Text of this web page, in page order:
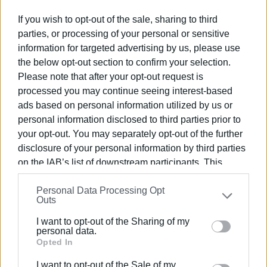
If you wish to opt-out of the sale, sharing to third
parties, or processing of your personal or sensitive
information for targeted advertising by us, please use
the below opt-out section to confirm your selection.
Please note that after your opt-out request is
processed you may continue seeing interest-based
ads based on personal information utilized by us or
personal information disclosed to third parties prior to
your opt-out. You may separately opt-out of the further
disclosure of your personal information by third parties
on the IAB’s list of downstream participants. This
information may also be disclosed by us to third parties
on theIAB’s List of Downstream Participants
that may
further disclose it to other third parties.
Please note that this website/app uses one or more
Google services and may gather and store information
Personal Data Processing Opt
Outs
I want to opt-out of the Sharing of my
personal data.
Opted In
I want to opt-out of the Sale of my
άρθρα, παρεμβάσεις και συμμετοχές σε συνέδρια και
εκδηλώσεις, συμβάλλοντας στη συζήτηση για τη
λειτουργία της δημοκρατίας, την πολιτική κουλτούρα
και τον ρόλο των ιδεών στη σύγχρονη ελληνική
πολιτική ζωή. Το έργο του περιλαμβάνει μελέτες και
βιβλία για την ιστορία των πολιτικών ιδεών και της
ελληνικής διανόησης, ενώ θεωρείται από τις
σημαντικές μορφές της ελληνικής πολιτικής επιστήμης
των τελευταίων δεκαετιών.
Εμφανίσεις: 331